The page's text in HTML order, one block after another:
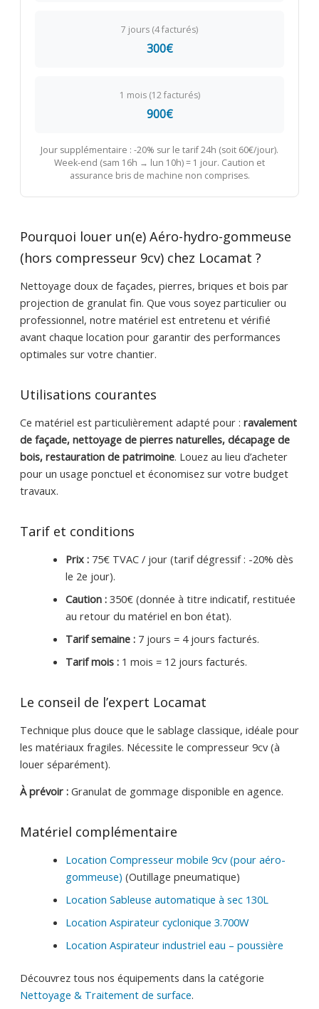
7 jours (4 facturés)
300€
1 mois (12 facturés)
900€
Jour supplémentaire : -20% sur le tarif 24h (soit 60€/jour).
Week-end (sam 16h → lun 10h) = 1 jour. Caution et
assurance bris de machine non comprises.
Pourquoi louer un(e) Aéro-hydro-gommeuse
(hors compresseur 9cv) chez Locamat ?
Nettoyage doux de façades, pierres, briques et bois par
projection de granulat fin. Que vous soyez particulier ou
professionnel, notre matériel est entretenu et vérifié
avant chaque location pour garantir des performances
optimales sur votre chantier.
Utilisations courantes
Ce matériel est particulièrement adapté pour : ravalement
de façade, nettoyage de pierres naturelles, décapage de
bois, restauration de patrimoine. Louez au lieu d’acheter
pour un usage ponctuel et économisez sur votre budget
travaux.
Tarif et conditions
Prix :75€ TVAC / jour (tarif dégressif : -20% dès
le 2e jour).
Caution :350€ (donnée à titre indicatif, restituée
au retour du matériel en bon état).
Tarif semaine :7 jours = 4 jours facturés.
Tarif mois :1 mois = 12 jours facturés.
Le conseil de l’expert Locamat
Technique plus douce que le sablage classique, idéale pour
les matériaux fragiles. Nécessite le compresseur 9cv (à
louer séparément).
À prévoir :Granulat de gommage disponible en agence.
Matériel complémentaire
Location Compresseur mobile 9cv (pour aéro-
gommeuse) (Outillage pneumatique)
Location Sableuse automatique à sec 130L
Location Aspirateur cyclonique 3.700W
Location Aspirateur industriel eau – poussière
Découvrez tous nos équipements dans la catégorie
Nettoyage & Traitement de surface.